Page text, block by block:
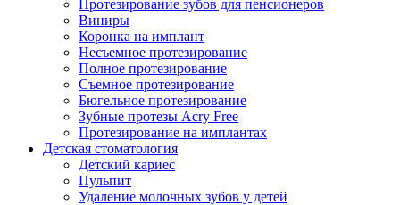
Протезирование зубов для пенсионеров
Виниры
Коронка на имплант
Несъемное протезирование
Полное протезирование
Съемное протезирование
Бюгельное протезирование
Зубные протезы Acry Free
Протезирование на имплантах
Детская стоматология
Детский кариес
Пульпит
Удаление молочных зубов у детей